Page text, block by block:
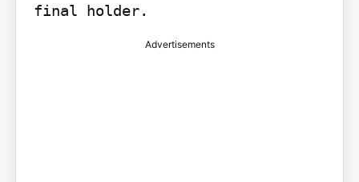
final holder.
Advertisements